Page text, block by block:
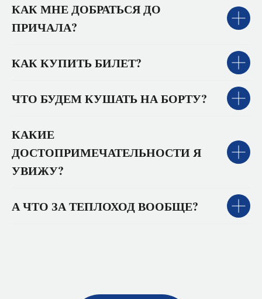
КАК МНЕ ДОБРАТЬСЯ ДО
ПРИЧАЛА?
КАК КУПИТЬ БИЛЕТ?
ЧТО БУДЕМ КУШАТЬ НА БОРТУ?
КАКИЕ
ДОСТОПРИМЕЧАТЕЛЬНОСТИ Я
УВИЖУ?
А ЧТО ЗА ТЕПЛОХОД ВООБЩЕ?